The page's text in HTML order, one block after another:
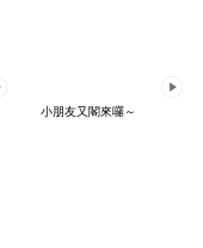
小朋友又閣來囉～